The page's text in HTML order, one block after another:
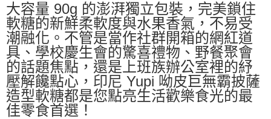
大容量 90g 的澎湃獨立包裝，完美鎖住
軟糖的新鮮柔軟度與水果香氣，不易受
潮融化。不管是當作社群開箱的網紅道
具、學校慶生會的驚喜禮物、野餐聚會
的話題焦點，還是上班族辦公室裡的紓
壓解饞點心，印尼 Yupi 呦皮巨無霸披薩
造型軟糖都是您點亮生活歡樂食光的最
佳零食首選！